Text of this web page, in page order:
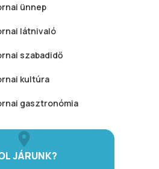
ünnep
látnivaló
szabadidő
kultúra
gasztronómia
JÁRUNK?